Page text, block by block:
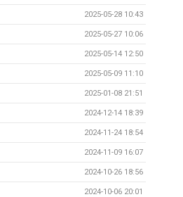
2025-05-28 10:43
2025-05-27 10:06
2025-05-14 12:50
2025-05-09 11:10
2025-01-08 21:51
2024-12-14 18:39
2024-11-24 18:54
2024-11-09 16:07
2024-10-26 18:56
2024-10-06 20:01